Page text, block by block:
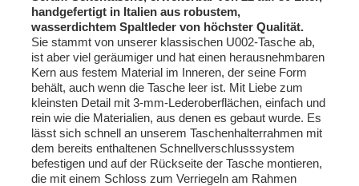
handgefertigt in Italien aus robustem,
wasserdichtem Spaltleder von höchster Qualität.
Sie stammt von unserer klassischen U002-Tasche ab,
ist aber viel geräumiger und hat einen herausnehmbaren
Kern aus festem Material im Inneren, der seine Form
behält, auch wenn die Tasche leer ist. Mit Liebe zum
kleinsten Detail mit 3-mm-Lederoberflächen, einfach und
rein wie die Materialien, aus denen es gebaut wurde. Es
lässt sich schnell an unserem Taschenhalterrahmen mit
dem bereits enthaltenen Schnellverschlusssystem
befestigen und auf der Rückseite der Tasche montieren,
die mit einem Schloss zum Verriegeln am Rahmen